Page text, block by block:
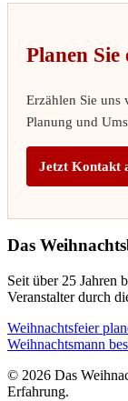
Planen
Erzählen Sie uns
Planung und
Jetzt Kontakt
Das
Seit über 25 Jahren
Veranstalter durch
Weihnachtsfeier
Weihnachtsmann
© 2026 Das
Erfahrung.